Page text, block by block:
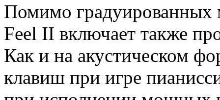
Помимо градуированных
Feel II включает также
Как и на акустическом
клавиш при игре